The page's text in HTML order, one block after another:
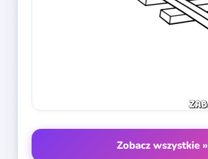
Zobacz wszystkie »